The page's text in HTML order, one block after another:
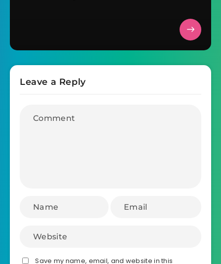
Leave a Reply
Save my name, email, and website in this